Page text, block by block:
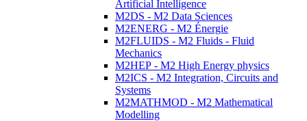
Artificial Intelligence
M2DS - M2 Data Sciences
M2ENERG - M2 Énergie
M2FLUIDS - M2 Fluids - Fluid
Mechanics
M2HEP - M2 High Energy physics
M2ICS - M2 Integration, Circuits and
Systems
M2MATHMOD - M2 Mathematical
Modelling